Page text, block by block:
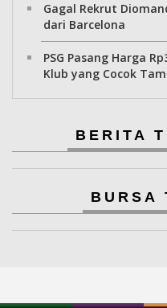
Gagal Rekrut
dari Barcelona
PSG Pasang Harga
Klub yang Cocok
BERITA
BURSA